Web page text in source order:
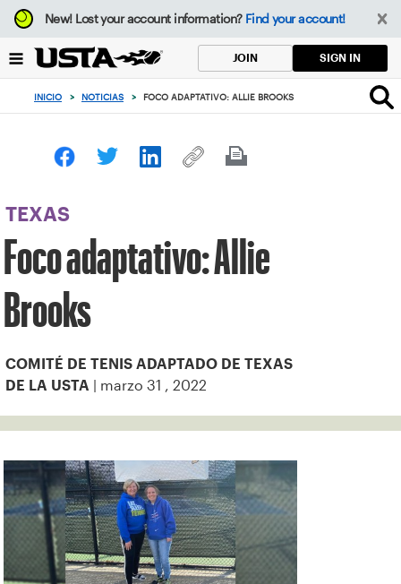
Enfoque
desde
botón
volver
principio
New!Lost your account information? Find your account!
JOIN SIGN IN
INICIO > NOTICIAS > FOCO ADAPTATIVO: ALLIE BROOKS
TEXAS
Foco adaptativo: Allie
Brooks
COMITÉ DE TENIS ADAPTADO DE TEXAS
DE LA USTA | marzo 31 , 2022